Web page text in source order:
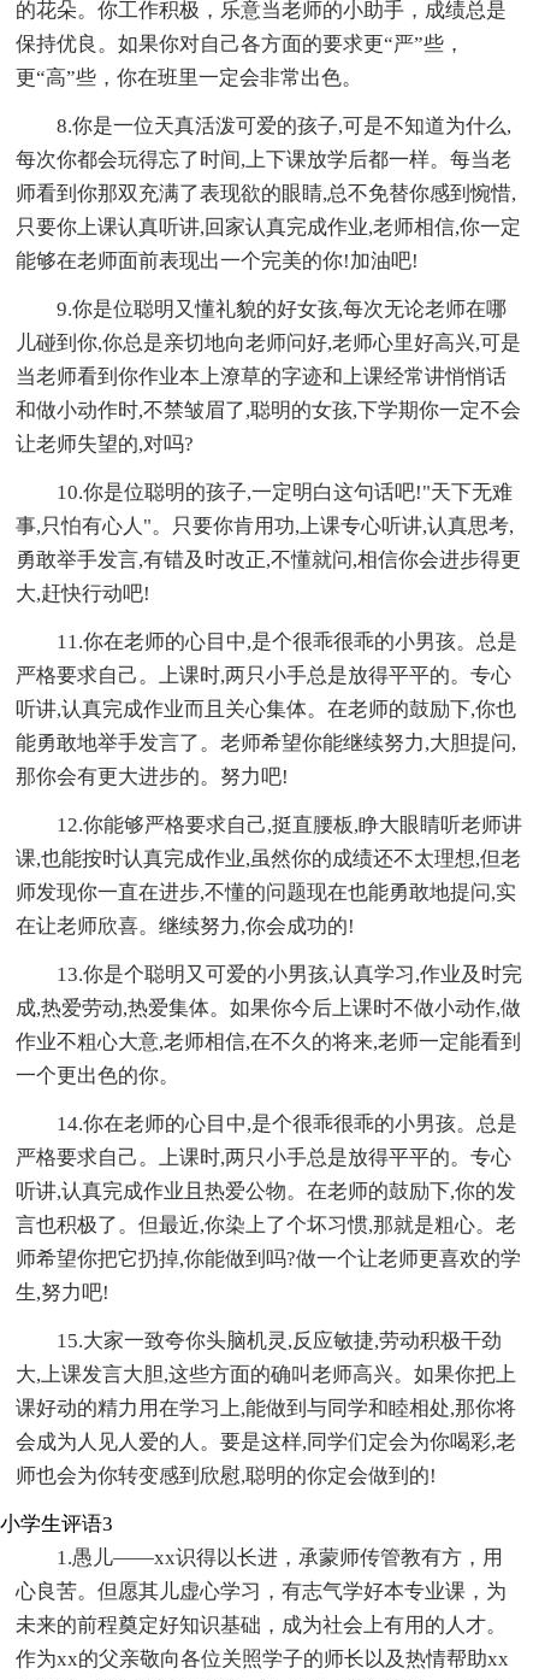
的花朵。你工作积极，乐意当老师的小助手，成绩总是
保持优良。如果你对自己各方面的要求更“严”些，
更“高”些，你在班里一定会非常出色。
8.你是一位天真活泼可爱的孩子,可是不知道为什么,
每次你都会玩得忘了时间,上下课放学后都一样。每当老
师看到你那双充满了表现欲的眼睛,总不免替你感到惋惜,
只要你上课认真听讲,回家认真完成作业,老师相信,你一定
能够在老师面前表现出一个完美的你!加油吧!
9.你是位聪明又懂礼貌的好女孩,每次无论老师在哪
儿碰到你,你总是亲切地向老师问好,老师心里好高兴,可是
当老师看到你作业本上潦草的字迹和上课经常讲悄悄话
和做小动作时,不禁皱眉了,聪明的女孩,下学期你一定不会
让老师失望的,对吗?
10.你是位聪明的孩子,一定明白这句话吧!"天下无难
事,只怕有心人"。只要你肯用功,上课专心听讲,认真思考,
勇敢举手发言,有错及时改正,不懂就问,相信你会进步得更
大,赶快行动吧!
11.你在老师的心目中,是个很乖很乖的小男孩。总是
严格要求自己。上课时,两只小手总是放得平平的。专心
听讲,认真完成作业而且关心集体。在老师的鼓励下,你也
能勇敢地举手发言了。老师希望你能继续努力,大胆提问,
那你会有更大进步的。努力吧!
12.你能够严格要求自己,挺直腰板,睁大眼睛听老师讲
课,也能按时认真完成作业,虽然你的成绩还不太理想,但老
师发现你一直在进步,不懂的问题现在也能勇敢地提问,实
在让老师欣喜。继续努力,你会成功的!
13.你是个聪明又可爱的小男孩,认真学习,作业及时完
成,热爱劳动,热爱集体。如果你今后上课时不做小动作,做
作业不粗心大意,老师相信,在不久的将来,老师一定能看到
一个更出色的你。
14.你在老师的心目中,是个很乖很乖的小男孩。总是
严格要求自己。上课时,两只小手总是放得平平的。专心
听讲,认真完成作业且热爱公物。在老师的鼓励下,你的发
言也积极了。但最近,你染上了个坏习惯,那就是粗心。老
师希望你把它扔掉,你能做到吗?做一个让老师更喜欢的学
生,努力吧!
15.大家一致夸你头脑机灵,反应敏捷,劳动积极干劲
大,上课发言大胆,这些方面的确叫老师高兴。如果你把上
课好动的精力用在学习上,能做到与同学和睦相处,那你将
会成为人见人爱的人。要是这样,同学们定会为你喝彩,老
师也会为你转变感到欣慰,聪明的你定会做到的!
小学生评语3
1.愚儿——xx识得以长进，承蒙师传管教有方，用
心良苦。但愿其儿虚心学习，有志气学好本专业课，为
未来的前程奠定好知识基础，成为社会上有用的人才。
作为xx的父亲敬向各位关照学子的师长以及热情帮助xx